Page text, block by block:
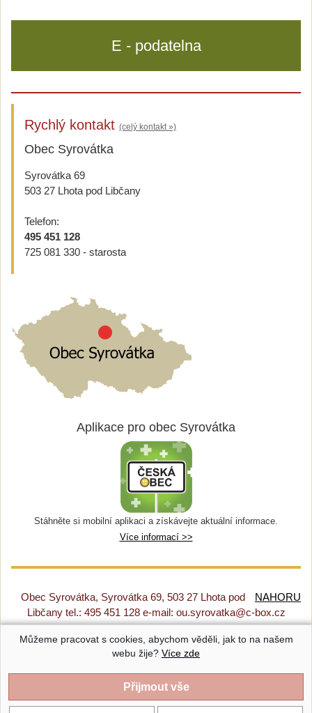
E - podatelna
Rychlý kontakt (celý kontakt »)
Obec Syrovátka
Syrovátka 69
503 27 Lhota pod Libčany
Telefon:
495 451 128
725 081 330 - starosta
Aplikace pro obec Syrovátka
Stáhněte si mobilní aplikaci a získávejte aktuální informace.
Více informací >>
NAHORU
Obec Syrovátka, Syrovátka 69, 503 27 Lhota pod
Libčany tel.: 495 451 128 e-mail: ou.syrovatka@c-box.cz
Prohlášení o přístupnosti|Původní web|Nastavení cookies
Syrovátka |Provozováno na systému CMS-OBCE | Vyrobil
Můžeme pracovat s cookies, abychom věděli, jak to na našem
webu žije? Více zde